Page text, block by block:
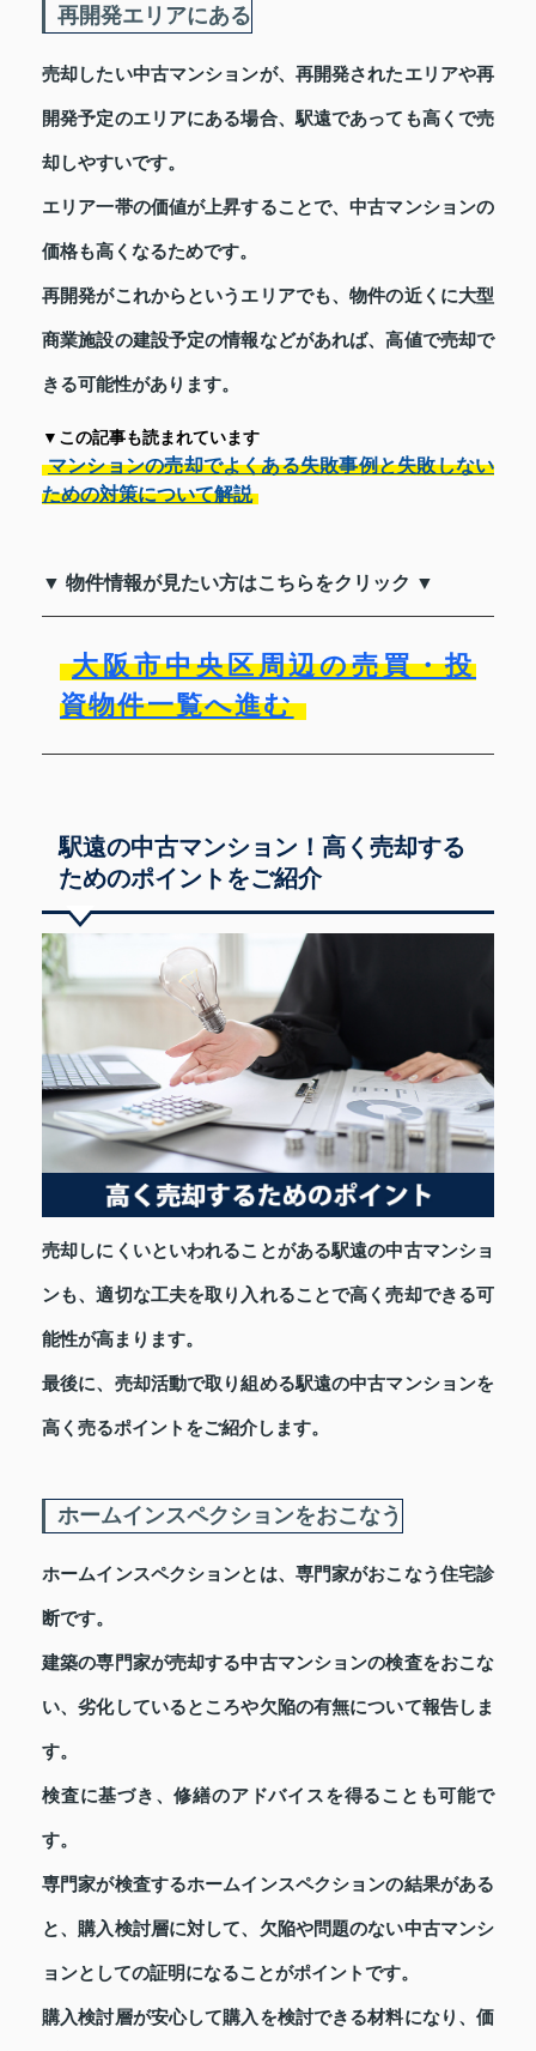
再開発エリアにある
売却したい中古マンションが、再開発されたエリアや再
開発予定のエリアにある場合、駅遠であっても高くで売
却しやすいです。
エリア一帯の価値が上昇することで、中古マンションの
価格も高くなるためです。
再開発がこれからというエリアでも、物件の近くに大型
商業施設の建設予定の情報などがあれば、高値で売却で
きる可能性があります。
▼この記事も読まれています
マンションの売却でよくある失敗事例と失敗しない
ための対策について解説
▼ 物件情報が見たい方はこちらをクリック ▼
大阪市中央区周辺の売買・投
資物件一覧へ進む
駅遠の中古マンション！高く売却する
ためのポイントをご紹介
売却しにくいといわれることがある駅遠の中古マンショ
ンも、適切な工夫を取り入れることで高く売却できる可
能性が高まります。
最後に、売却活動で取り組める駅遠の中古マンションを
高く売るポイントをご紹介します。
ホームインスペクションをおこなう
ホームインスペクションとは、専門家がおこなう住宅診
断です。
建築の専門家が売却する中古マンションの検査をおこな
い、劣化しているところや欠陥の有無について報告しま
す。
検査に基づき、修繕のアドバイスを得ることも可能で
す。
専門家が検査するホームインスペクションの結果がある
と、購入検討層に対して、欠陥や問題のない中古マンシ
ョンとしての証明になることがポイントです。
購入検討層が安心して購入を検討できる材料になり、価